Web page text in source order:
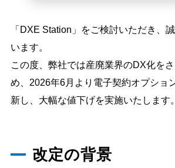
ご導入がお済みの方
「DXE Station」をご検討いただき、
います。
この度、弊社では産廃業界のDX化を
め、2026年6月より電子契約オプショ
新し、大幅な値下げを実施いたします。
改定の背景